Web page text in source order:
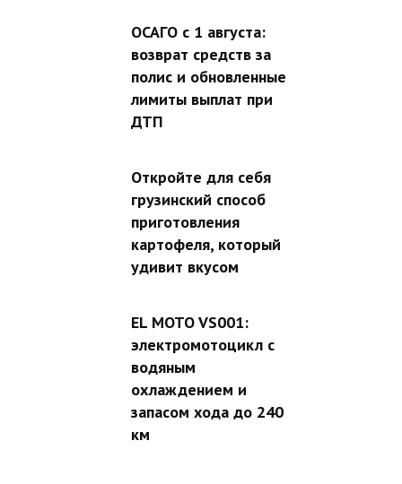
ОСАГО с 1 августа:
возврат средств за
полис и обновленные
лимиты выплат при
ДТП
Откройте для себя
грузинский способ
приготовления
картофеля, который
удивит вкусом
EL MOTO VS001:
электромотоцикл с
водяным
охлаждением и
запасом хода до 240
км